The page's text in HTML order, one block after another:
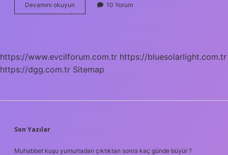
Devamını okuyun
Müziği
10 Yorum
https://www.evcilforum.com.tr https://bluesolarlight.com.tr
https://dgg.com.tr Sitemap
SIDEBAR
Son Yazılar
Muhabbet kuşu yumurtadan çıktıktan sonra kaç günde büyür ?